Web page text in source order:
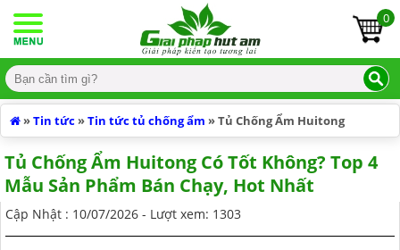
TRANG CHỦ
GIỚI THIỆU
SẢN PHẨM
Sản phẩm
MÁY HÚT ẨM
Máy hút ẩm
MÁY HÚT ẨM KOSMEN
MÁY HÚT ẨM DÂN DỤNG
TỦ CHỐNG ẨM
Tủ chống ẩm
TỦ CHỐNG ẨM NIKATEI
ĐIỀU HÒA DI ĐỘNG
Điều hòa di động
MÁY HÚT ẨM
Máy hút ẩm
MÁY HÚT ẨM KOSMEN
MÁY HÚT ẨM DÂN DỤNG
ĐỐI TÁC
Đối tác
MIỀN NAM
TIN TỨC
Tin tức
0
»Tin tức»Tin tức tủ chống ẩm »Tủ Chống Ẩm Huitong
Tủ Chống Ẩm Huitong Có Tốt Không? Top 4
Mẫu Sản Phẩm Bán Chạy, Hot Nhất
Cập Nhật : 10/07/2026 - Lượt xem: 1303